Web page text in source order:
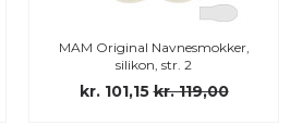
MAM Original Navnesmokker,
silikon, str. 2
kr. 101,15 kr. 119,00